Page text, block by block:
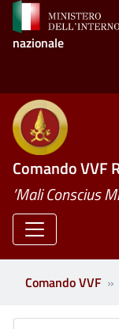
Salta al contenuto
nazionale
Comando VVF
’Mali Conscius
Comando VVF